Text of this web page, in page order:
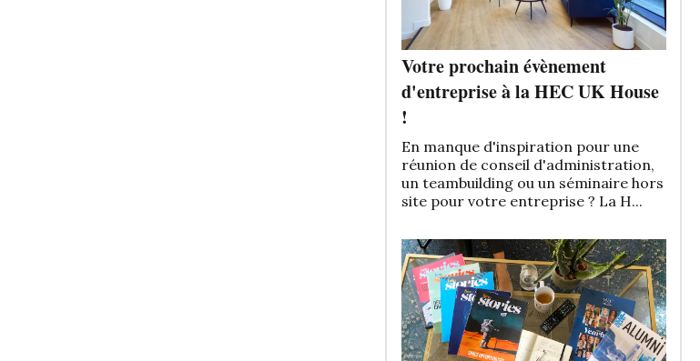
Votre prochain évènement
d'entreprise à la HEC UK House
!
En manque d'inspiration pour une
réunion de conseil d'administration,
un teambuilding ou un séminaire hors
site pour votre entreprise ? La H...